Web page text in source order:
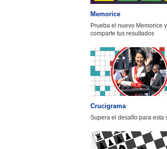
Memorice
Prueba el nuevo Memorice y
comparte tus resultados
Crucigrama
Supera el desafío para esta